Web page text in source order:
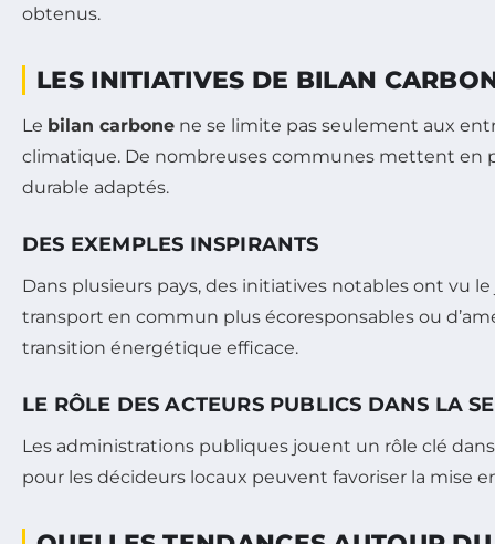
obtenus.
LES INITIATIVES DE BILAN
Le bilan carbone ne se limite pas seulement aux
climatique. De nombreuses communes mettent en
durable adaptés.
DES EXEMPLES INSPIRANTS
Dans plusieurs pays, des initiatives notables ont vu
transport en commun plus écoresponsables ou
transition énergétique efficace.
LE RÔLE DES ACTEURS PUBLICS DANS LA
Les administrations publiques jouent un rôle clé
pour les décideurs locaux peuvent favoriser la mise